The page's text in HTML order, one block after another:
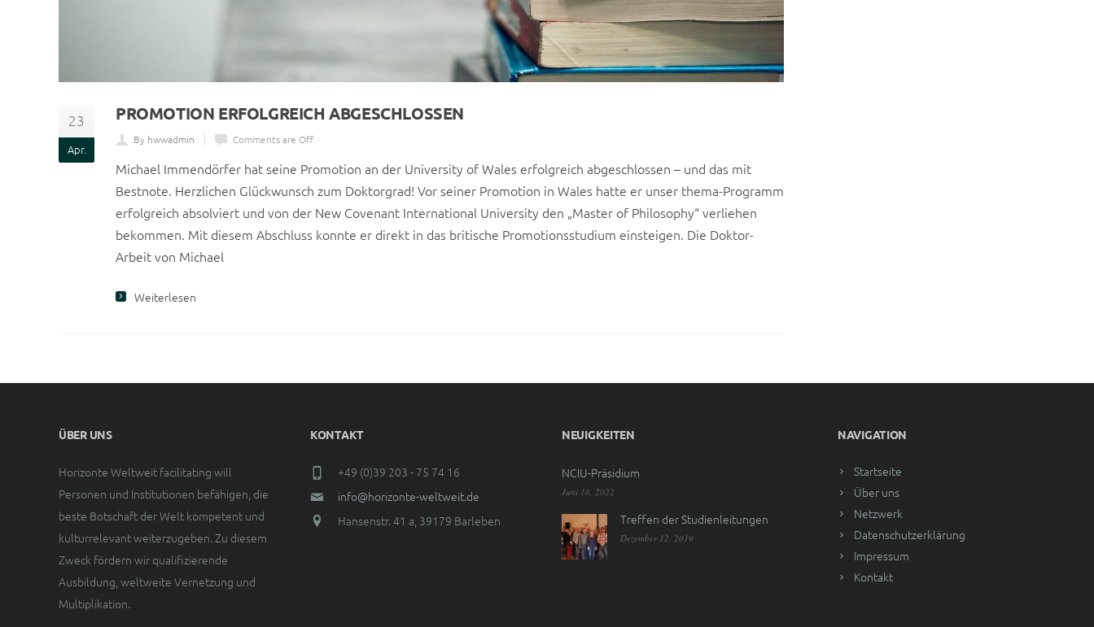
23
Apr.
PROMOTION ERFOLGREICH ABGESCHLOSSEN
By hwwadmin Comments are Off
Michael Immendörfer hat seine Promotion an der University of Wales erfolgreich abgeschlossen – und das mit
Bestnote. Herzlichen Glückwunsch zum Doktorgrad! Vor seiner Promotion in Wales hatte er unser thema-Programm
erfolgreich absolviert und von der New Covenant International University den „Master of Philosophy“ verliehen
bekommen. Mit diesem Abschluss konnte er direkt in das britische Promotionsstudium einsteigen. Die Doktor-
Arbeit von Michael
Weiterlesen
ÜBER UNS
Horizonte Weltweit facilitating will
Personen und Institutionen befähigen, die
beste Botschaft der Welt kompetent und
kulturrelevant weiterzugeben. Zu diesem
Zweck fördern wir qualifizierende
Ausbildung, weltweite Vernetzung und
Multiplikation.
KONTAKT
+49 (0)39 203 - 75 74 16
info@horizonte-weltweit.de
Hansenstr. 41 a, 39179 Barleben
NEUIGKEITEN
NCIU-Präsidium
Juni 18, 2022
Treffen der Studienleitungen
Dezember 12, 2019
NAVIGATION
Startseite
Über uns
Netzwerk
Datenschutzerklärung
Impressum
Kontakt